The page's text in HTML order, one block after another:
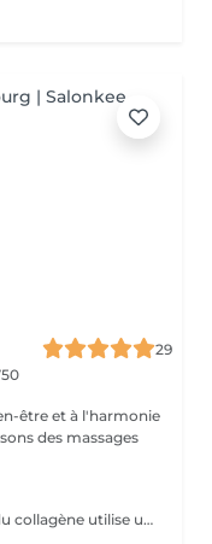
29
être et à l'harmonie
des massages
Microneedling ou thérapie d'induction du collagène utilise un petit appareil avec de minuscules aiguilles à usage unique qui produisent des microperforations de la couche superficielle de la peau pour stimuler la production de collagène et de faire pénétrer les ingrédients actifs du sérum dans la peau. Le nombre de séances dépend de la personne (son âge, l'état de la peau, l'effet recherché) et du produit choisi. En général, on réalise entre 2 et 5 séances espacées de 2 à 4 semaines. Une séance d'entretien est effectuée 1 à 2 fois par an.